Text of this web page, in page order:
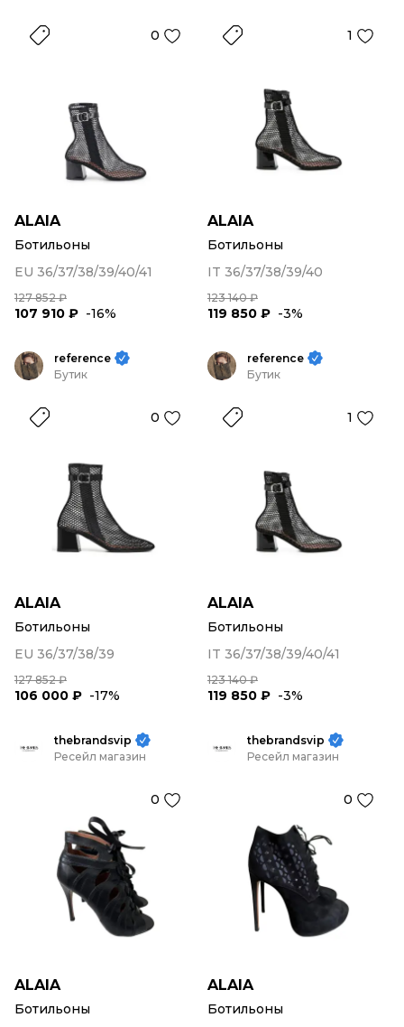
0
ALAIA
Ботильоны
EU 36/37/38/39/40/41
127 852 ₽
107 910 ₽ -16%
1
ALAIA
Ботильоны
IT 36/37/38/39/40
123 140 ₽
119 850 ₽ -3%
reference
Бутик
0
ALAIA
Ботильоны
EU 36/37/38/39
127 852 ₽
106 000 ₽ -17%
reference
Бутик
1
ALAIA
Ботильоны
IT 36/37/38/39/40/41
123 140 ₽
119 850 ₽ -3%
thebrandsvip
Ресейл магазин
0
ALAIA
Ботильоны
thebrandsvip
Ресейл магазин
0
ALAIA
Ботильоны